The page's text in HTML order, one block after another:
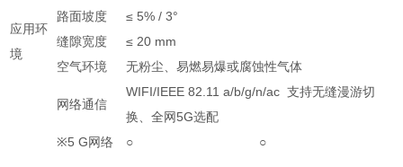
应用环
境
路面坡度
≤ 5% / 3°
缝隙宽度
≤ 20 mm
空气环境
无粉尘、易燃易爆或腐蚀性气体
网络通信
WIFI/IEEE 82.11 a/b/g/n/ac 支持无缝漫游切
换、全网5G选配
※5 G网络 ○ ○